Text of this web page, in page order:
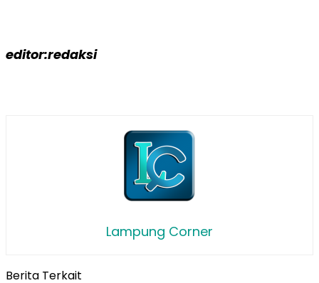
editor:redaksi
Lampung Corner
Berita Terkait